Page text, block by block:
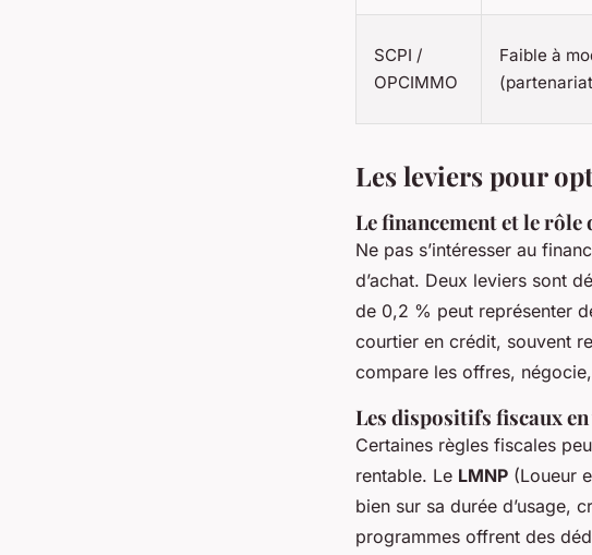
SCPI /
OPCIMMO
Faible à
Les leviers pour
Le financement et le
Ne pas s’intéresser au
d’achat. Deux leviers sont
de 0,2 % peut représenter
courtier en crédit, souvent
compare les offres,
Les dispositifs fiscaux
Certaines règles fiscales
rentable. Le LMNP (Loueur
bien sur sa durée d’usage,
programmes offrent des